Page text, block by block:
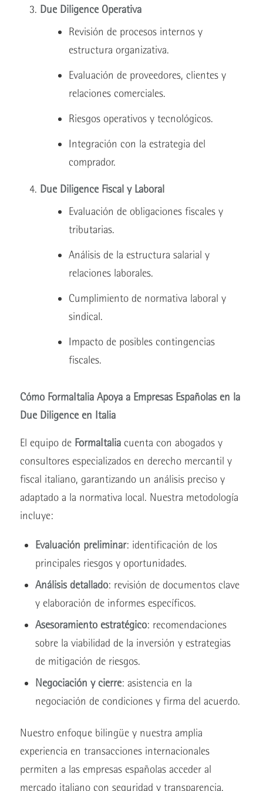
Due Diligence Operativa
Revisión de procesos internos y
estructura organizativa.
Evaluación de proveedores, clientes y
relaciones comerciales.
Riesgos operativos y tecnológicos.
Integración con la estrategia del
comprador.
Due Diligence Fiscal y Laboral
Evaluación de obligaciones fiscales y
tributarias.
Análisis de la estructura salarial y
relaciones laborales.
Cumplimiento de normativa laboral y
sindical.
Impacto de posibles contingencias
fiscales.
Cómo FormaItalia Apoya a Empresas Españolas en la
Due Diligence en Italia
El equipo de FormaItaliacuenta con abogados y
consultores especializados en derecho mercantil y
fiscal italiano, garantizando un análisis preciso y
adaptado a la normativa local. Nuestra metodología
incluye:
Evaluación preliminar: identificación de los
principales riesgos y oportunidades.
Análisis detallado: revisión de documentos clave
y elaboración de informes específicos.
Asesoramiento estratégico: recomendaciones
sobre la viabilidad de la inversión y estrategias
de mitigación de riesgos.
Negociación y cierre: asistencia en la
negociación de condiciones y firma del acuerdo.
Nuestro enfoque bilingüe y nuestra amplia
experiencia en transacciones internacionales
permiten a las empresas españolas acceder al
mercado italiano con seguridad y transparencia.